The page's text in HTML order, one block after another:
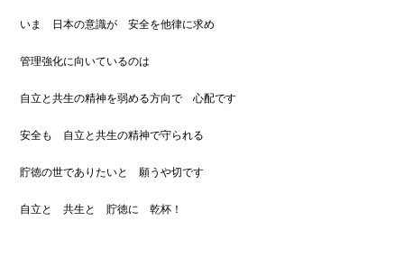
いま 日本の意識が 安全を他律に求め
管理強化に向いているのは
自立と共生の精神を弱める方向で 心配です
安全も 自立と共生の精神で守られる
貯徳の世でありたいと 願うや切です
自立と 共生と 貯徳に 乾杯！